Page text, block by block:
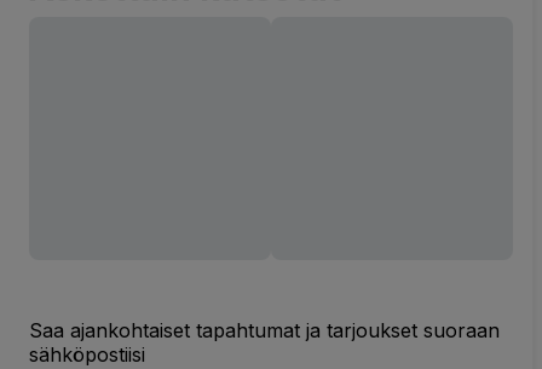
Saa ajankohtaiset tapahtumat ja tarjoukset suoraan
sähköpostiisi